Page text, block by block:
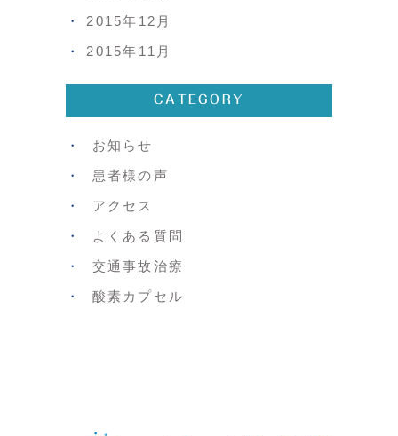
2015年12月
2015年11月
CATEGORY
お知らせ
患者様の声
アクセス
よくある質問
交通事故治療
酸素カプセル